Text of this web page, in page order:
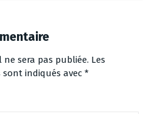
ne sera pas publiée. Les
indiqués avec *